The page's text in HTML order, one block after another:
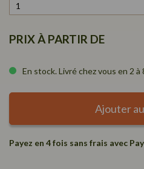
PRIX À PARTIR DE
En stock. Livré chez vous en 2 à
Ajouter
Payez en 4 fois sans frais avec